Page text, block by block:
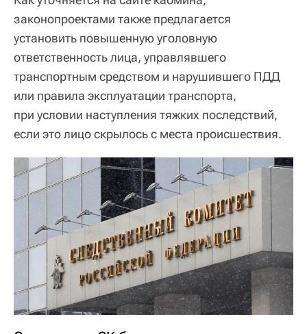
законопроектами также предлагается
установить повышенную уголовную
ответственность лица, управлявшего
транспортным средством и нарушившего ПДД
или правила эксплуатации транспорта,
при условии наступления тяжких последствий,
если это лицо скрылось с места происшествия.